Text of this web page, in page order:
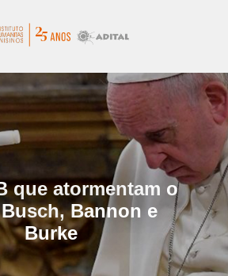
que atormentam o
Bannon e
Burke